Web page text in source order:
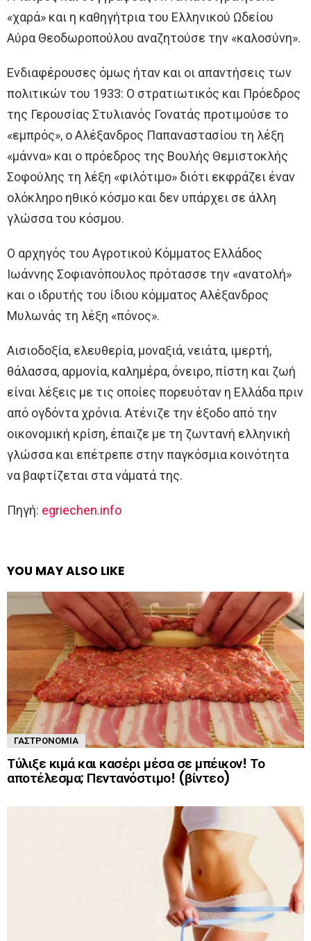
«χαρά» και η καθηγήτρια του Ελληνικού Ωδείου
Αύρα Θεοδωροπούλου αναζητούσε την «καλοσύνη».
Ενδιαφέρουσες όμως ήταν και οι απαντήσεις των
πολιτικών του 1933: Ο στρατιωτικός και Πρόεδρος
της Γερουσίας Στυλιανός Γονατάς προτιμούσε το
«εμπρός», ο Αλέξανδρος Παπαναστασίου τη λέξη
«μάννα» και ο πρόεδρος της Βουλής Θεμιστοκλής
Σοφούλης τη λέξη «φιλότιμο» διότι εκφράζει έναν
ολόκληρο ηθικό κόσμο και δεν υπάρχει σε άλλη
γλώσσα του κόσμου.
Ο αρχηγός του Αγροτικού Κόμματος Ελλάδος
Ιωάννης Σοφιανόπουλος πρότασσε την «ανατολή»
και ο ιδρυτής του ίδιου κόμματος Αλέξανδρος
Μυλωνάς τη λέξη «πόνος».
Αισιοδοξία, ελευθερία, μοναξιά, νειάτα, ιμερτή,
θάλασσα, αρμονία, καλημέρα, όνειρο, πίστη και ζωή
είναι λέξεις με τις οποίες πορευόταν η Ελλάδα πριν
από ογδόντα χρόνια. Ατένιζε την έξοδο από την
οικονομική κρίση, έπαιζε με τη ζωντανή ελληνική
γλώσσα και επέτρεπε στην παγκόσμια κοινότητα
να βαφτίζεται στα νάματά της.
Πηγή: egriechen.info
YOU MAY ALSO LIKE
ΓΑΣΤΡΟΝΟΜΊΑ
Τύλιξε κιμά και κασέρι μέσα σε μπέικον! Το
αποτέλεσμα; Πεντανόστιμο! (βίντεο)